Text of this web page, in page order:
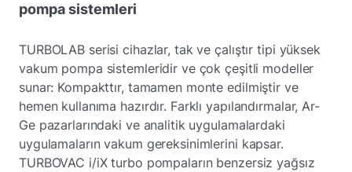
pompa sistemleri
TURBOLAB serisi cihazlar, tak ve çalıştır tipi yüksek
vakum pompa sistemleridir ve çok çeşitli modeller
sunar: Kompakttır, tamamen monte edilmiştir ve
hemen kullanıma hazırdır. Farklı yapılandırmalar, Ar-
Ge pazarlarındaki ve analitik uygulamalardaki
uygulamaların vakum gereksinimlerini kapsar.
TURBOVAC i/iX turbo pompaların benzersiz yağsız